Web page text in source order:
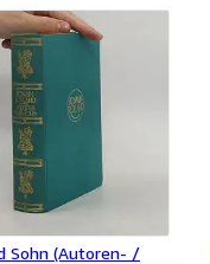
Sohn (Autoren- /